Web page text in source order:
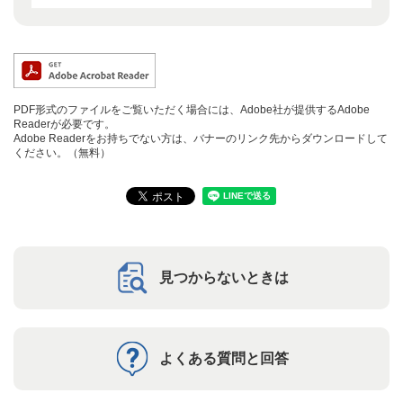
PDF形式のファイルをご覧いただく場合には、Adobe社が提供するAdobe
Readerが必要です。
Adobe Readerをお持ちでない方は、バナーのリンク先からダウンロードして
ください。（無料）
見つからないときは
よくある質問と回答